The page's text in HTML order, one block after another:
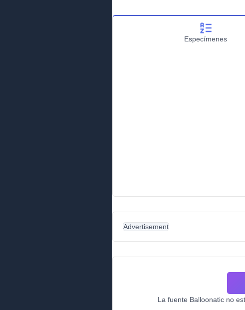
Especímenes
Advertisement
La fuente Balloonatic no